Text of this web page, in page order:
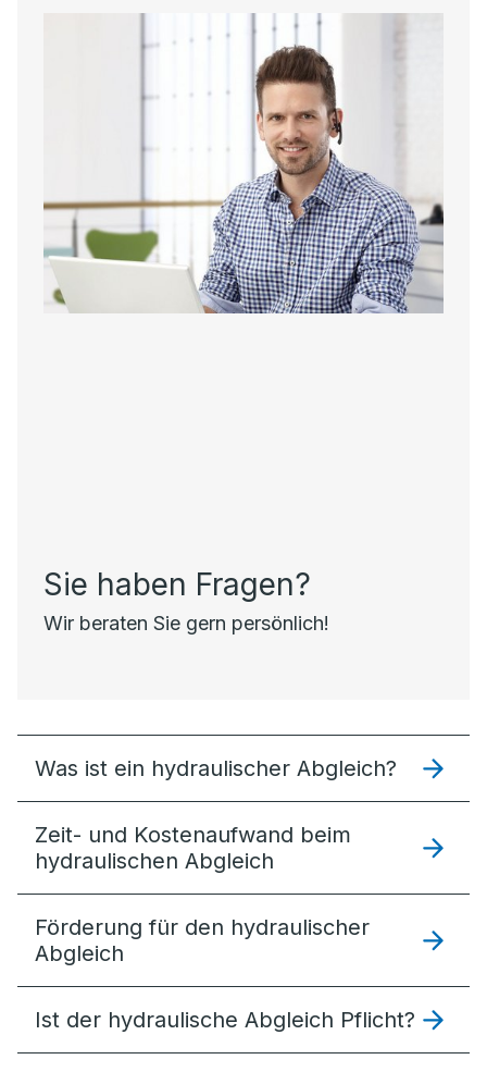
Sie haben Fragen?
Wir beraten Sie gern persönlich!
Was ist ein hydraulischer Abgleich?
Zeit- und Kostenaufwand beim
hydraulischen Abgleich
Förderung für den hydraulischer
Abgleich
Ist der hydraulische Abgleich Pflicht?